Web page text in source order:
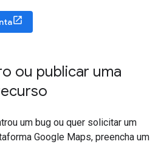
ou publicar uma
um bug ou quer solicitar um
Google Maps, preencha um